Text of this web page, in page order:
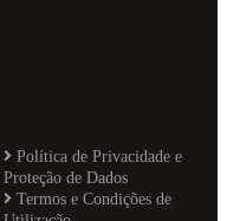
Política de Privacidade e
Proteção de Dados
Termos e Condições de